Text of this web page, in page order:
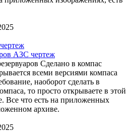
АЗС чертеж
Сделано в компас
всеми версиями компаса
наоборот сделать в
то просто открываете в этой
Все что есть на приложенных
архиве.